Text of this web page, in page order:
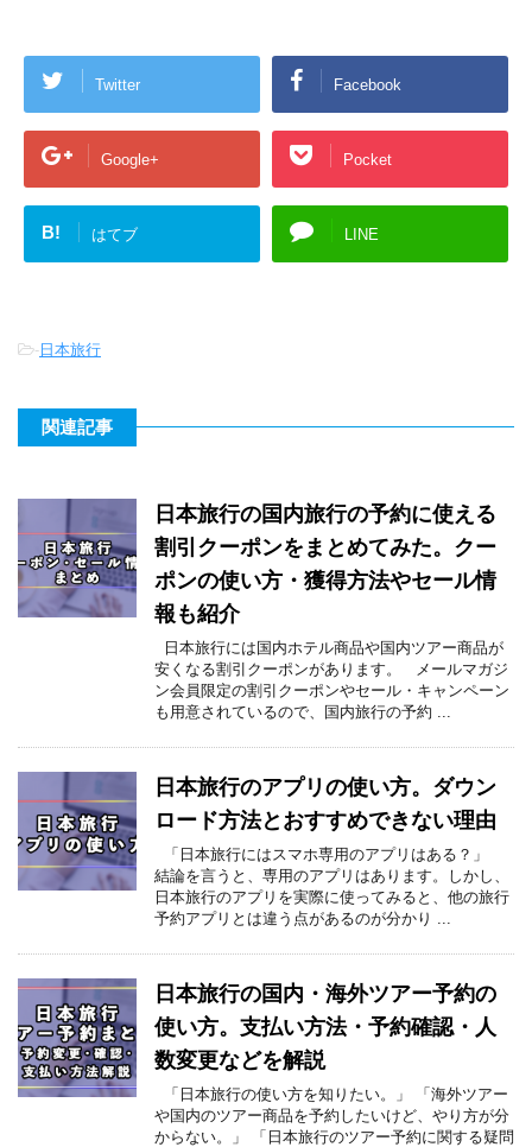
Twitter Facebook
Google+ Pocket
B! はてブ LINE
- 日本旅行
関連記事
日本旅行の国内旅行の予約に使える
割引クーポンをまとめてみた。クー
ポンの使い方・獲得方法やセール情
報も紹介
日本旅行には国内ホテル商品や国内ツアー商品が
安くなる割引クーポンがあります。 メールマガジ
ン会員限定の割引クーポンやセール・キャンペーン
も用意されているので、国内旅行の予約 ...
日本旅行のアプリの使い方。ダウン
ロード方法とおすすめできない理由
「日本旅行にはスマホ専用のアプリはある？」
結論を言うと、専用のアプリはあります。しかし、
日本旅行のアプリを実際に使ってみると、他の旅行
予約アプリとは違う点があるのが分かり ...
日本旅行の国内・海外ツアー予約の
使い方。支払い方法・予約確認・人
数変更などを解説
「日本旅行の使い方を知りたい。」 「海外ツアー
や国内のツアー商品を予約したいけど、やり方が分
からない。」 「日本旅行のツアー予約に関する疑問